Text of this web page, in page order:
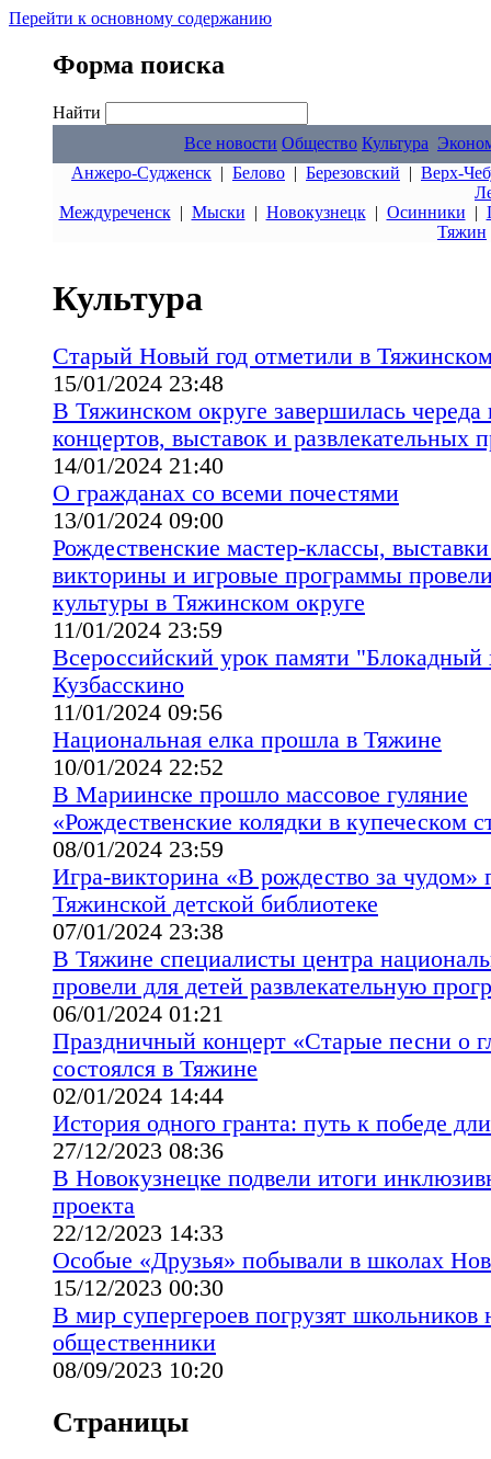
Перейти к основному содержанию
Форма поиска
Найти
Все новости Общество Культура
Анжеро-Судженск | Белово | Березовский | Верх-
Междуреченск| Мыски | Новокузнецк| Осинники |
Тяжин
Культура
Старый Новый год отметили в
15/01/2024 23:48
В Тяжинском округе завершилась череда
концертов, выставок и развлекательных
14/01/2024 21:40
О гражданах со всеми почестями
13/01/2024 09:00
Рождественские мастер-классы,
викторины и игровые программы
культуры в Тяжинском округе
11/01/2024 23:59
Всероссийский урок памяти "Блокадный
Кузбасскино
11/01/2024 09:56
Национальная елка прошла в Тяжине
10/01/2024 22:52
В Мариинске прошло массовое гуляние
«Рождественские колядки в купеческом
08/01/2024 23:59
Игра-викторина «В рождество за чудом»
Тяжинской детской библиотеке
07/01/2024 23:38
В Тяжине специалисты центра
провели для детей развлекательную
06/01/2024 01:21
Праздничный концерт «Старые песни о
состоялся в Тяжине
02/01/2024 14:44
История одного гранта: путь к победе
27/12/2023 08:36
В Новокузнецке подвели итоги
проекта
22/12/2023 14:33
Особые «Друзья» побывали в школах
15/12/2023 00:30
В мир супергероев погрузят школьников
общественники
08/09/2023 10:20
Страницы